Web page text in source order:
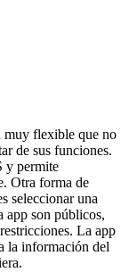
muy flexible que no
de sus funciones.
y permite
Otra forma de
seleccionar una
app son públicos,
La app
la información del